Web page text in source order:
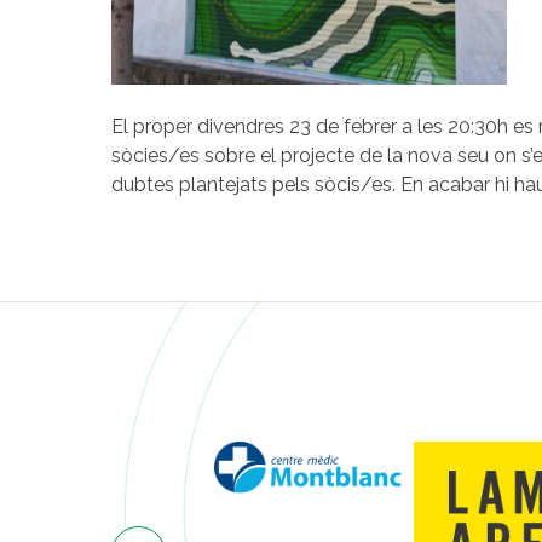
El proper divendres 23 de febrer a les 20:30h
sòcies/es sobre el projecte de la nova seu on
dubtes plantejats pels sòcis/es. En acabar hi